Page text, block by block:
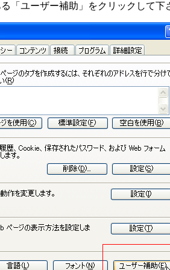
る「ユーザー補助」をクリックして下